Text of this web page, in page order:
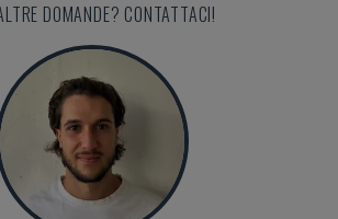
DOMANDE? CONTATTACI!